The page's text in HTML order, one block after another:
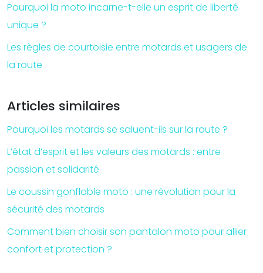
Pourquoi la moto incarne-t-elle un esprit de liberté
unique ?
Les règles de courtoisie entre motards et usagers de
la route
Articles similaires
Pourquoi les motards se saluent-ils sur la route ?
L’état d’esprit et les valeurs des motards : entre
passion et solidarité
Le coussin gonflable moto : une révolution pour la
sécurité des motards
Comment bien choisir son pantalon moto pour allier
confort et protection ?